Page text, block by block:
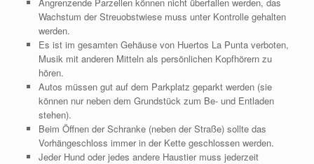
Wachstum der Streuobstwiese muss unter Kontrolle gehalten
werden.
Es ist im gesamten Gehäuse von Huertos La Punta verboten,
Musik mit anderen Mitteln als persönlichen Kopfhörern zu
hören.
Autos müssen gut auf dem Parkplatz geparkt werden (sie
können nur neben dem Grundstück zum Be- und Entladen
stehen).
Beim Öffnen der Schranke (neben der Straße) sollte das
Vorhängeschloss immer in der Kette geschlossen werden.
Jeder Hund oder jedes andere Haustier muss jederzeit